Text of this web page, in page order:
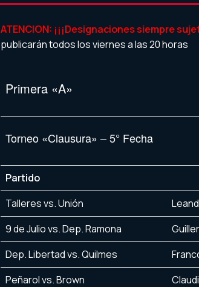
ATENCION: ¡¡¡Designaciones siempre
publicarán todos los viernes a las 20 horas
Primera «A»
Torneo «Clausura» – 5° Fecha
Partido
Talleres vs. Unión
9 de Julio vs. Dep. Ramona
Dep. Libertad vs. Quilmes
Peñarol vs. Brown